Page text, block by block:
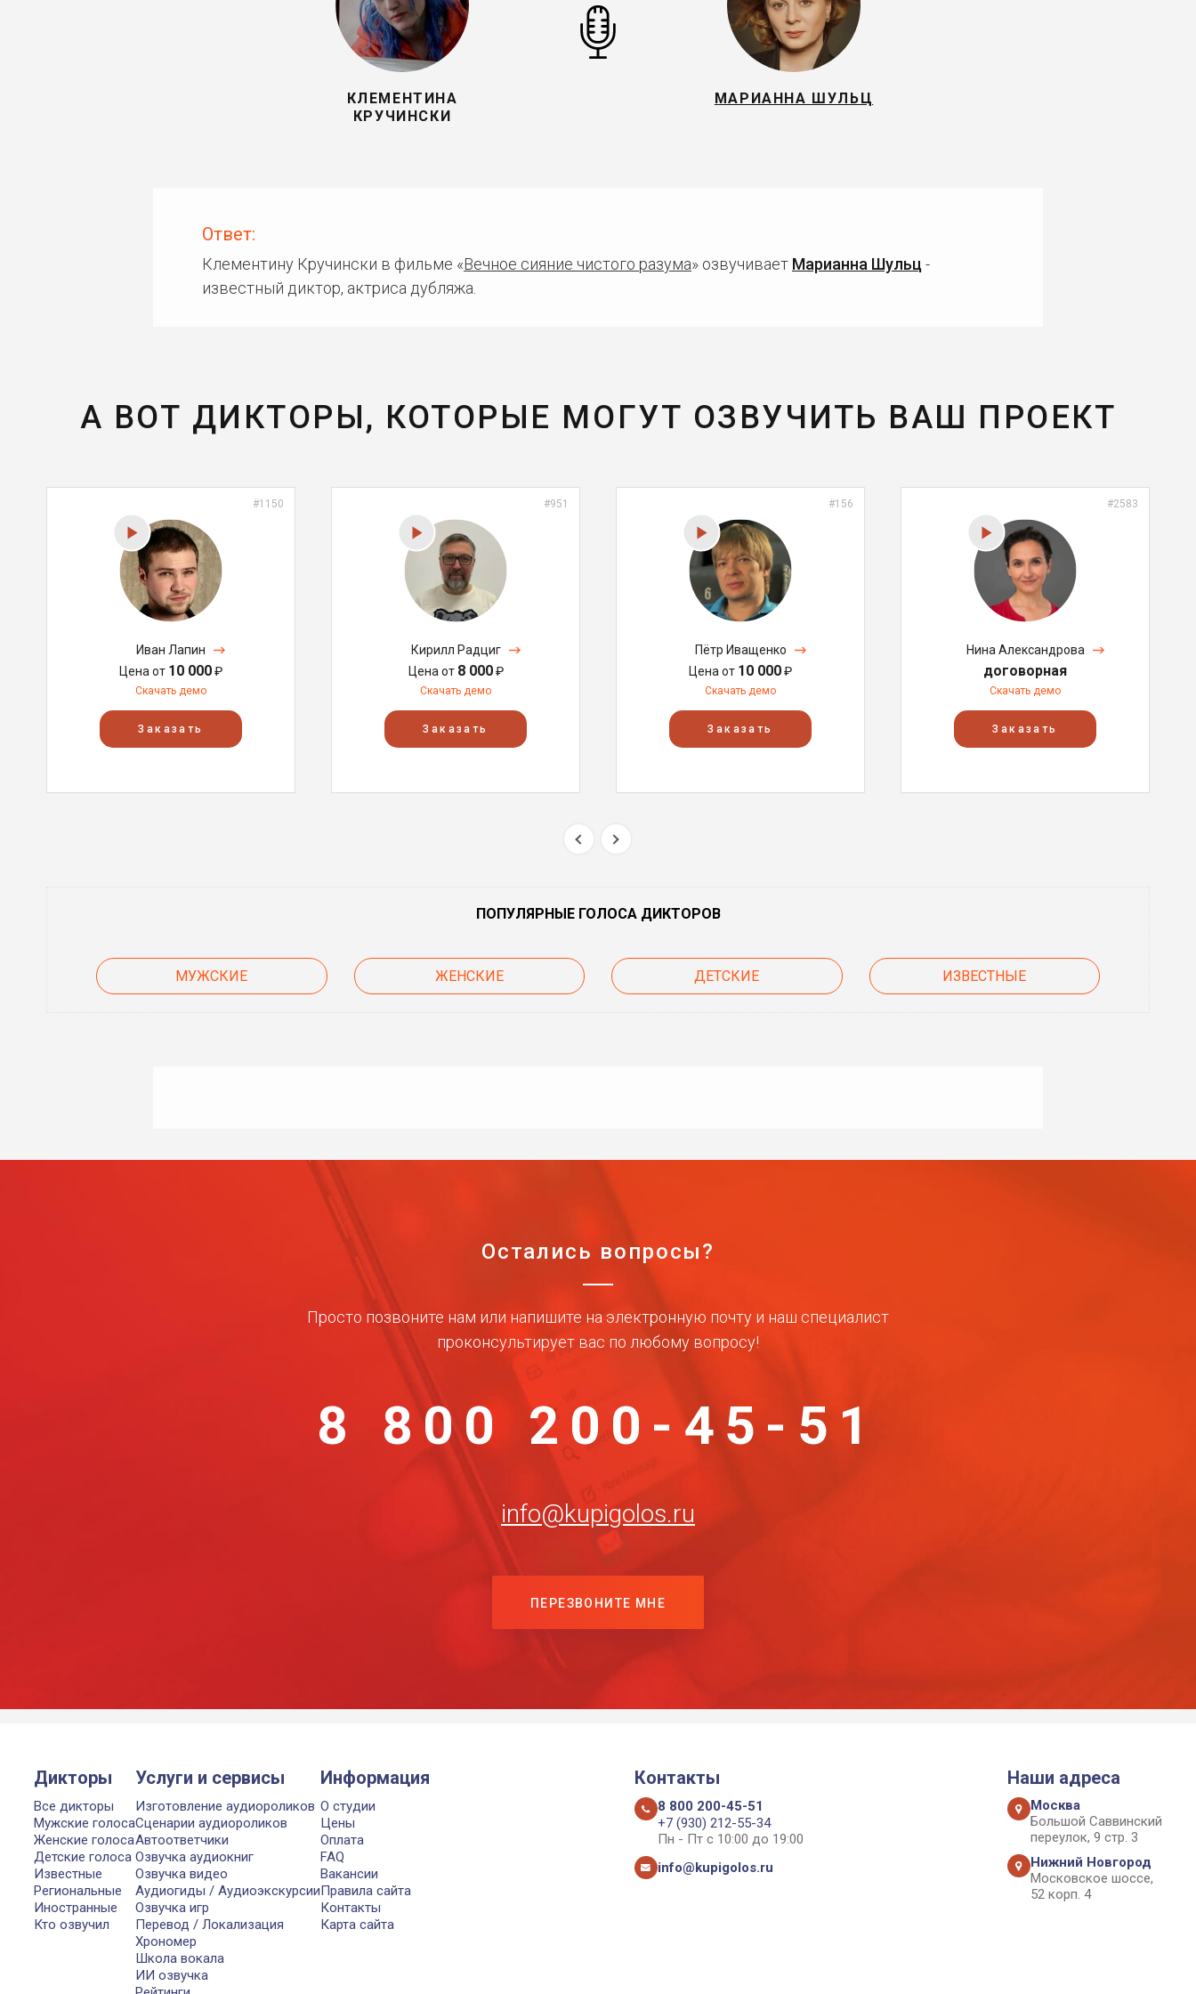
КЛЕМЕНТИНА
КРУЧИНСКИ
МАРИАННА ШУЛЬЦ
Ответ:
Клементину Кручински в фильме «Вечное сияние чистого разума» озвучивает Марианна Шульц -
известный диктор, актриса дубляжа.
А ВОТ ДИКТОРЫ, КОТОРЫЕ МОГУТ ОЗВУЧИТЬ ВАШ ПРОЕКТ
#1150
Иван Лапин
Цена от 10 000₽
Скачать демо
Заказать
#951
Кирилл Радциг
Цена от 8 000₽
Скачать демо
Заказать
#156
Пётр Иващенко
Цена от 10 000₽
Скачать демо
Заказать
#2583
Нина Александрова
договорная
Скачать демо
Заказать
ПОПУЛЯРНЫЕ ГОЛОСА ДИКТОРОВ
МУЖСКИЕ ЖЕНСКИЕ ДЕТСКИЕ ИЗВЕСТНЫЕ
Остались вопросы?
Просто позвоните нам или напишите на электронную почту и наш специалист
проконсультирует вас по любому вопросу!
8 800 200-45-51
info@kupigolos.ru
ПЕРЕЗВОНИТЕ МНЕ
Дикторы
Все дикторы
Мужские голоса
Женские голоса
Детские голоса
Известные
Региональные
Иностранные
Кто озвучил
Услуги и сервисы
Изготовление аудиороликов
Сценарии аудиороликов
Автоответчики
Озвучка аудиокниг
Озвучка видео
Аудиогиды / Аудиоэкскурсии
Озвучка игр
Перевод / Локализация
Хрономер
Школа вокала
ИИ озвучка
Информация
О студии
Цены
Оплата
FAQ
Вакансии
Правила сайта
Контакты
Карта сайта
Контакты
8 800 200-45-51
+7 (930) 212-55-34
Пн - Пт с 10:00 до 19:00
info@kupigolos.ru
Наши адреса
Москва
Большой Саввинский
переулок, 9 стр. 3
Нижний Новгород
Московское шоссе,
52 корп. 4